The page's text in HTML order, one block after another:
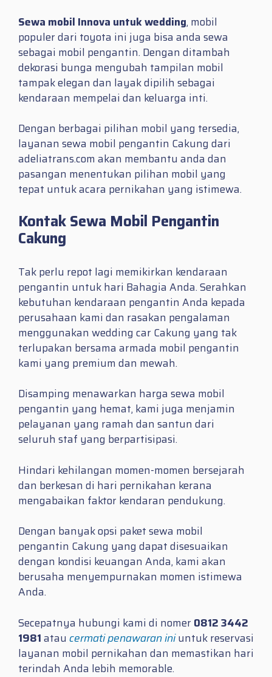
Sewa mobil Innova untuk wedding, mobil
populer dari toyota ini juga bisa anda sewa
sebagai mobil pengantin. Dengan ditambah
dekorasi bunga mengubah tampilan mobil
tampak elegan dan layak dipilih sebagai
kendaraan mempelai dan keluarga inti.
Dengan berbagai pilihan mobil yang tersedia,
layanan sewa mobil pengantin Cakung dari
adeliatrans.com akan membantu anda dan
pasangan menentukan pilihan mobil yang
tepat untuk acara pernikahan yang istimewa.
Kontak Sewa Mobil Pengantin
Cakung
Tak perlu repot lagi memikirkan kendaraan
pengantin untuk hari Bahagia Anda. Serahkan
kebutuhan kendaraan pengantin Anda kepada
perusahaan kami dan rasakan pengalaman
menggunakan wedding car Cakung yang tak
terlupakan bersama armada mobil pengantin
kami yang premium dan mewah.
Disamping menawarkan harga sewa mobil
pengantin yang hemat, kami juga menjamin
pelayanan yang ramah dan santun dari
seluruh staf yang berpartisipasi.
Hindari kehilangan momen-momen bersejarah
dan berkesan di hari pernikahan kerana
mengabaikan faktor kendaran pendukung.
Dengan banyak opsi paket sewa mobil
pengantin Cakung yang dapat disesuaikan
dengan kondisi keuangan Anda, kami akan
berusaha menyempurnakan momen istimewa
Anda.
Secepatnya hubungi kami di nomer0812 3442
1981atau cermati penawaran iniuntuk reservasi
layanan mobil pernikahan dan memastikan hari
terindah Anda lebih memorable.